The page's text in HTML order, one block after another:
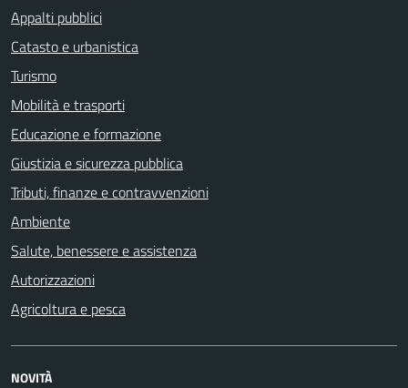
Appalti pubblici
Catasto e urbanistica
Turismo
Mobilità e trasporti
Educazione e formazione
Giustizia e sicurezza pubblica
Tributi, finanze e contravvenzioni
Ambiente
Salute, benessere e assistenza
Autorizzazioni
Agricoltura e pesca
NOVITÀ